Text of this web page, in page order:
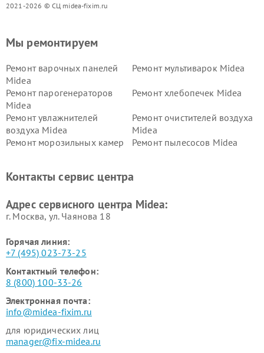
2021-2026 © СЦ midea-fixim.ru
Мы ремонтируем
Ремонт варочных панелей
Midea
Ремонт мультиварок Midea
Ремонт парогенераторов
Midea
Ремонт хлебопечек Midea
Ремонт увлажнителей
воздуха Midea
Ремонт очистителей воздуха
Midea
Ремонт морозильных камер
Ремонт пылесосов Midea
пылесосов Midea
Midea
Контакты сервис центра
Адрес сервисного центра Midea:
г. Москва, ул. Чаянова 18
Горячая линия:
+7 (495) 023-73-25
Контактный телефон:
8 (800) 100-33-26
Электронная почта:
info@midea-fixim.ru
для юридических лиц
manager@fix-midea.ru